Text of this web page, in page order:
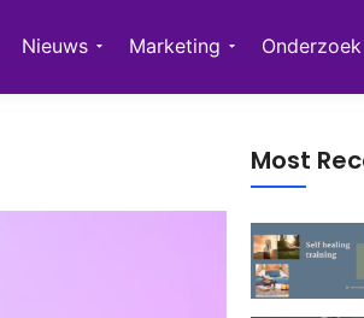
Nieuws Marketing Onderzoek
Most